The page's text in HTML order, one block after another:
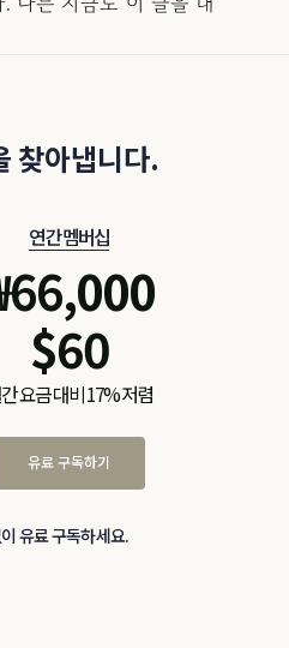
찾아냅니다.
연간 멤버십
66,000
$60
요금 대비 17% 저렴
유료 구독하기
유료 구독하세요.